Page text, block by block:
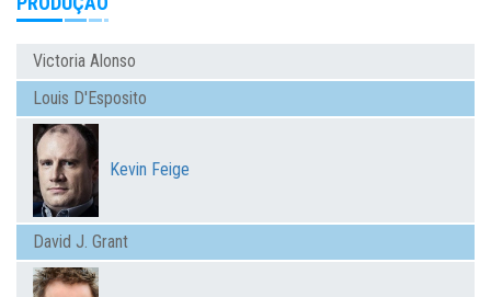
Victoria Alonso
Louis D'Esposito
Kevin Feige
David J. Grant